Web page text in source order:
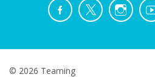
© 2026 Teaming